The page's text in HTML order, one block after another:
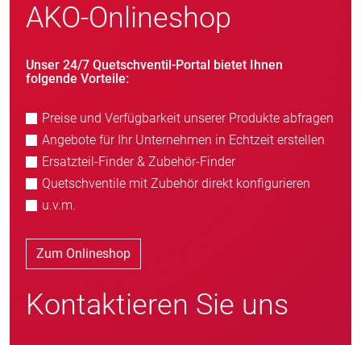
AKO-Onlineshop
Unser 24/7 Quetschventil-Portal bietet Ihnen
folgende Vorteile:
Preise und Verfügbarkeit unserer Produkte abfragen
Angebote für Ihr Unternehmen in Echtzeit erstellen
Ersatzteil-Finder & Zubehör-Finder
Quetschventile mit Zubehör direkt konfigurieren
u.v.m.
Zum Onlineshop
Kontaktieren Sie uns